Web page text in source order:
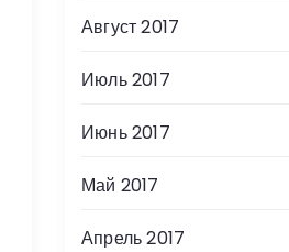
Август 2017
Июль 2017
Июнь 2017
Май 2017
Апрель 2017